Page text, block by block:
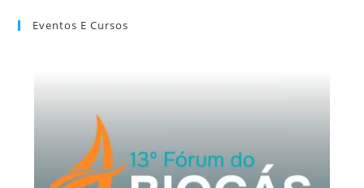
Eventos E Cursos